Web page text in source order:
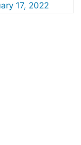
17, 2022